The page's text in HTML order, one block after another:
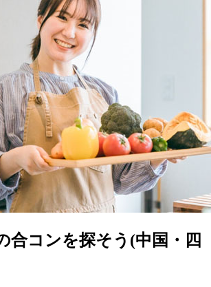
合コンを探そう(中国・四